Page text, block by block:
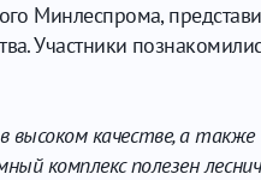
Минлеспрома,
Участники
высоком качестве, а также
комплекс полезен